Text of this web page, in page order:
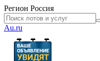
Регион Россия
Au.ru